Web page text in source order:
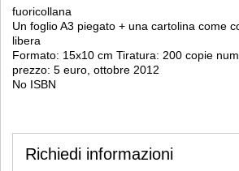
fuoricollana
Un foglio A3 piegato + una cartolina come
libera
Formato: 15x10 cm Tiratura: 200 copie
prezzo: 5 euro, ottobre 2012
No ISBN
Richiedi informazioni